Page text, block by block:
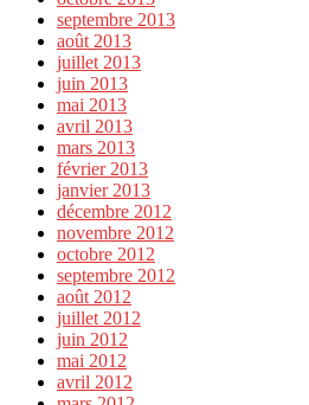
septembre 2013
août 2013
juillet 2013
juin 2013
mai 2013
avril 2013
mars 2013
février 2013
janvier 2013
décembre 2012
novembre 2012
octobre 2012
septembre 2012
août 2012
juillet 2012
juin 2012
mai 2012
avril 2012